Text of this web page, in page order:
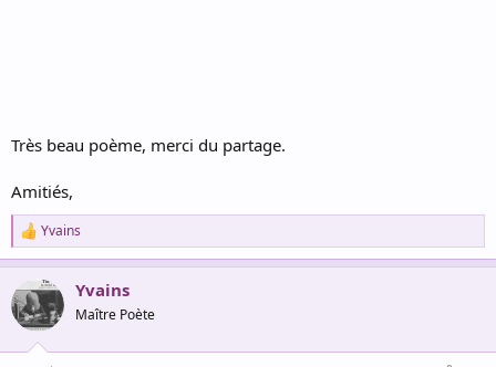
Très beau poème, merci du partage.
Amitiés,
R
e
a
c
t
i
Yvains
Yvains
Maître Poète